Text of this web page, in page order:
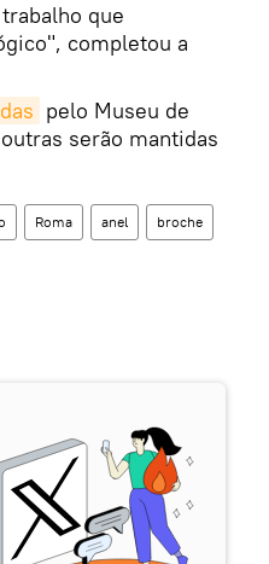
que
completou a
pelo Museu de
serão mantidas
Roma anel broche